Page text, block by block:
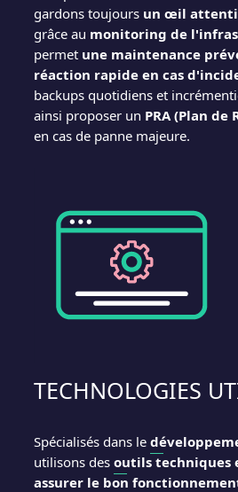
gardons toujours un œil
grâce au monitoring de
permet une maintenance
réaction rapide en cas
backups quotidiens et
ainsi proposer un PRA (Plan
en cas de panne majeure.
TECHNOLOGIES
Spécialisés dans le
utilisons des outils techniques
assurer le bon